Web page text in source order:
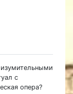
с
опера?